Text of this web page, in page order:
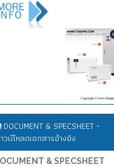
DOCUMENT & SPECSHEET -
วน์โหลดเอกสารอ้างอิง
& SPECSHEET